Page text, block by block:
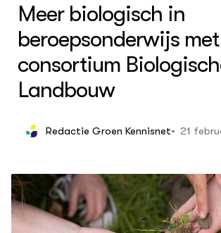
BIOKENNIS
Thema's
ACTUEEL
Nieuws
Agenda
OVER
Over ons
Meer biologisch in
beroepsonderwijs met
consortium
Landbouw
Redactie Groen Kennisnet 21